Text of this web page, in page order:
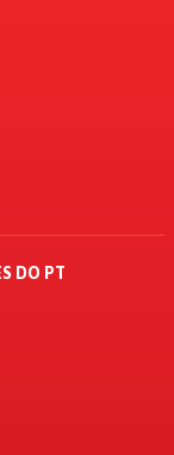
DO PT